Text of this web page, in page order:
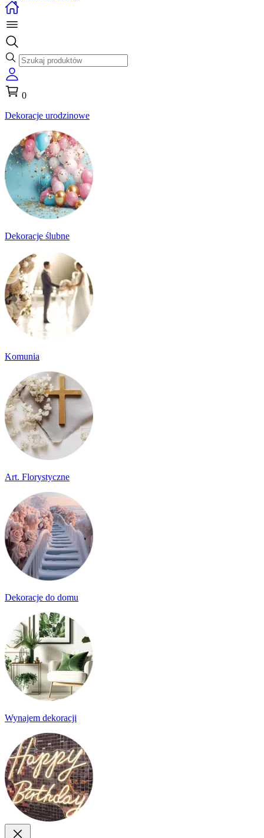
0
Dekoracje urodzinowe
Dekoracje ślubne
Komunia
Art. Florystyczne
Dekoracje do domu
Wynajem dekoracji